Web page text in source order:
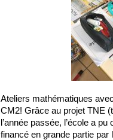
Ateliers mathématiques
CM2! Grâce au projet TNE
l’année passée, l’école a
financé en grande partie